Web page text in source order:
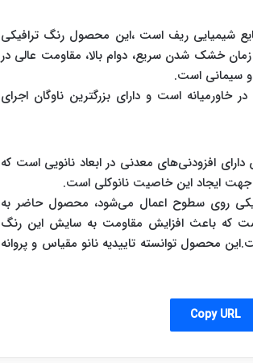
شیمیایی ریف است ،این محصول رنگ ترافیکی
زمان خشک شدن سریع، دوام بالا، مقاومت عالی در
سیمانی است.
است و دارای بزرگترین ناوگان اجرای
افزودنی‌های معدنی در ابعاد نانویی است که
ایجاد این خاصیت نانوکلی است.
روی سطوح اعمال می‌شود، محصول حاضر به
که باعث افزایش مقاومت به سایش این رنگ
محصول توانسته تاییدیه نانو مقیاس و پروانه
Copy URL